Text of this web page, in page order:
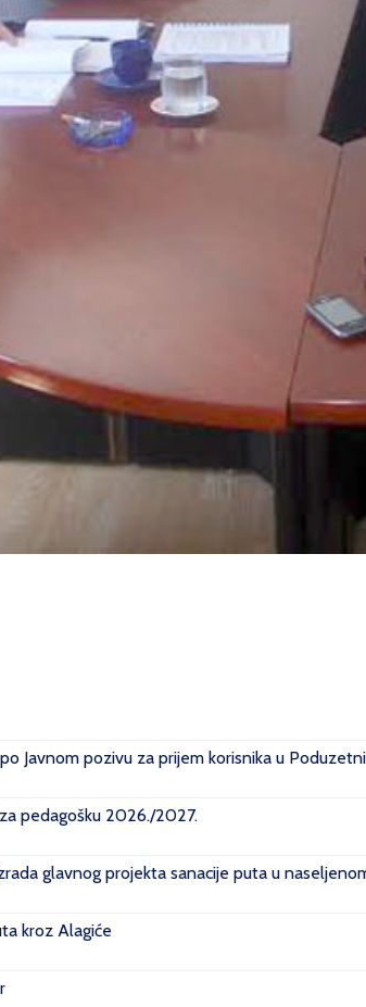
Javnom pozivu za prijem korisnika u
pedagošku 2026./2027.
glavnog projekta sanacije puta u
kroz Alagiće